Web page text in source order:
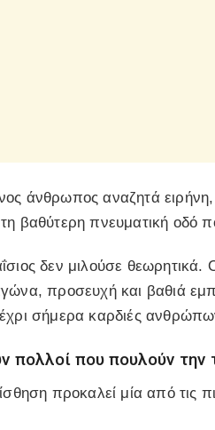
άνθρωπος αναζητά
βαθύτερη πνευματική οδό
δεν μιλούσε θεωρητικά.
προσευχή και βαθιά
σήμερα καρδιές
πολλοί που πουλούν την
προκαλεί μία από τις